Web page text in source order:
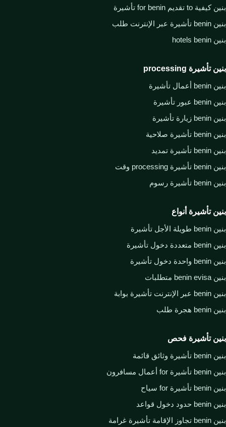
بنين كيفية to تقديم for benin تأشيرة
بنين benin تأشيرة عبر الإنترنت طلب
بنين hotels benin
بنين تأشيرة processing
بنين benin أعمال تأشيرة
بنين benin عبور تأشيرة
بنين benin زيارة تأشيرة
بنين benin تأشيرة صلاحية
بنين benin تأشيرة تمديد
بنين benin تأشيرة processing وقت
بنين benin تأشيرة رسوم
بنين تأشيرة أنواع
بنين benin طويلة الأجل تأشيرة
بنين benin متعددة دخول تأشيرة
بنين benin واحدة دخول تأشيرة
بنين benin evisa متطلبات
بنين benin عبر الإنترنت تأشيرة بوابة
بنين benin هجرة طلب
بنين تأشيرة فحص
بنين benin تأشيرة وثائق قائمة
بنين benin تأشيرة for أعمال مسافرون
بنين benin تأشيرة for سياح
بنين benin حدود دخول قواعد
بنين benin تجاوز الإقامة تأشيرة غرامة